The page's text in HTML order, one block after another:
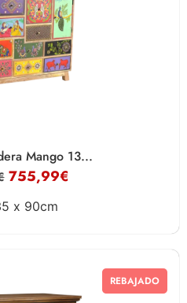
Mango 13...
755,99€
x 90cm
REBAJADO